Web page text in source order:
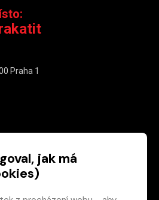
Praha 1
jak má